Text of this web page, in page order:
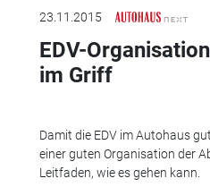
23.11.2015
EDV-
im Griff
Damit die EDV im Autohaus
einer guten Organisation der
Leitfaden, wie es gehen kann.